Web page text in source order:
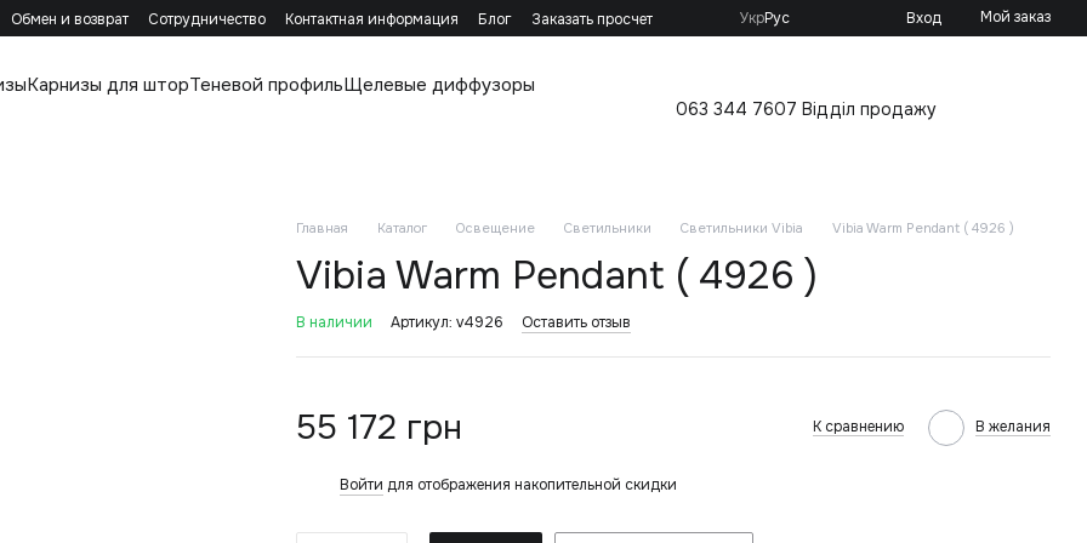
Обмен и возврат Сотрудничество Контактная информация Блог Заказать просчет УкрРус Вход Мой заказ
Карнизы для шторТеневой профильЩелевые диффузоры
063 344 7607 Відділ продажу
Главная Каталог Освещение Светильники Светильники Vibia Vibia Warm Pendant ( 4926 )
Vibia Warm Pendant ( 4926 )
В наличии Артикул: v4926 Оставить отзыв
55 172 грн К сравнению В желания
Войти для отображения накопительной скидки